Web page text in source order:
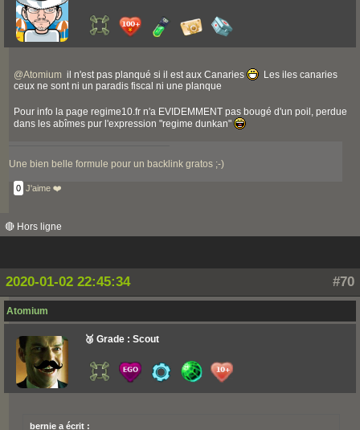
@Atomium il n'est pas planqué si il est aux Canaries
Les iles canaries
ceux ne sont ni un paradis fiscal ni une planque
Pour info la page regime10.fr n'a EVIDEMMENT pas bougé d'un poil, perdue
dans les abîmes pur l'expression "regime dunkan"
Une bien belle formule pour un backlink gratos ;-)
0 J'aime ❤️
🔴 Hors ligne
#70
2020-01-02 22:45:34
Atomium
🥉 Grade : Scout
bernie a écrit :